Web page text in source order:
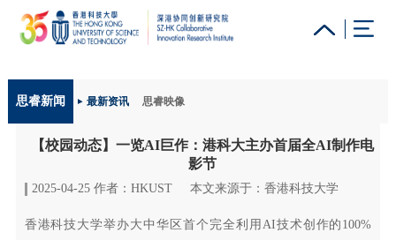
更多科大概览
科大新闻 学术部门索引
校园地图及指南 工作@科大 教授简录 认识科大
思睿新闻 最新资讯 思睿映像
【校园动态】一览AI巨作：港科大主办首届全AI制作电
影节
2025-04-25 作者：HKUST 本文来源于：香港科技大学
香港科技大学举办大中华区首个完全利用AI技术创作的100%